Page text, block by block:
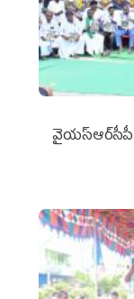
వైయ‌స్ఆర్‌సీపీ